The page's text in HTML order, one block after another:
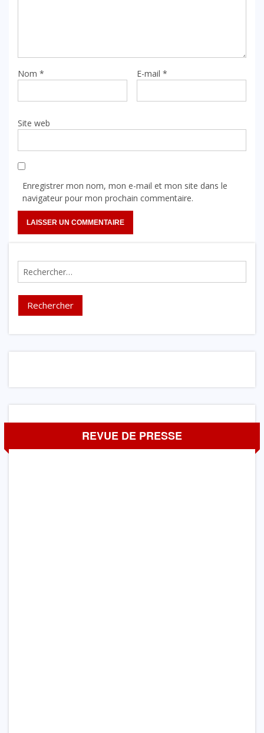
Nom * E-mail *
Site web
Enregistrer mon nom, mon e-mail et mon site dans le
navigateur pour mon prochain commentaire.
Rechercher :
REVUE DE PRESSE